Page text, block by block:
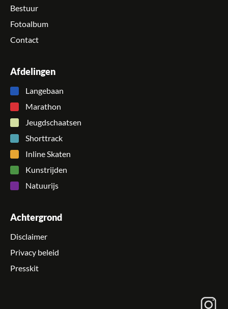
Bestuur
Fotoalbum
Contact
Afdelingen
Langebaan
Marathon
Jeugdschaatsen
Shorttrack
Inline Skaten
Kunstrijden
Natuurijs
Achtergrond
Disclaimer
Privacy beleid
Presskit